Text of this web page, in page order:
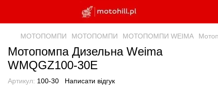
МОТОПОМПИ МОТОПОМПИ МОТОПОМПИ WEIMA
Мотопомпа Дизельна Weima
WMQGZ100-30E
Артикул: 100-30 Написати відгук